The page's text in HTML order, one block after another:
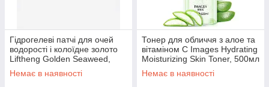
Гідрогелеві патчі для очей
водорості і колоїдне золото
Liftheng Golden Seaweed,
60шт
Немає в наявності
Тонер для обличчя з алое та
вітаміном С Images Hydrating
Moisturizing Skin Toner, 500мл
Немає в наявності